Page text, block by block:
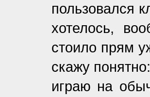
пользовался
хотелось,
стоило прям
скажу
играю на